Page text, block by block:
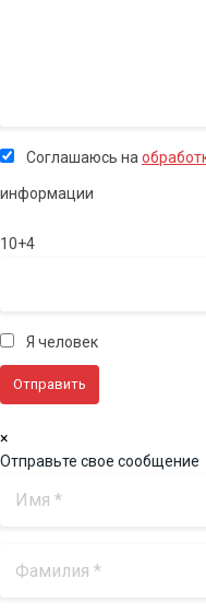
Соглашаюсь на
информации
10+4
Я человек
×
Отправьте свое сообщение